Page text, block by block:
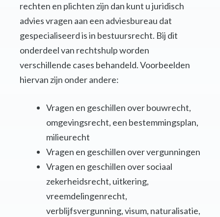
rechten en plichten zijn dan kunt u juridisch
advies vragen aan een adviesbureau dat
gespecialiseerd is in bestuursrecht. Bij dit
onderdeel van rechtshulp worden
verschillende cases behandeld. Voorbeelden
hiervan zijn onder andere:
Vragen en geschillen over bouwrecht,
omgevingsrecht, een bestemmingsplan,
milieurecht
Vragen en geschillen over vergunningen
Vragen en geschillen over sociaal
zekerheidsrecht, uitkering,
vreemdelingenrecht,
verblijfsvergunning, visum, naturalisatie,